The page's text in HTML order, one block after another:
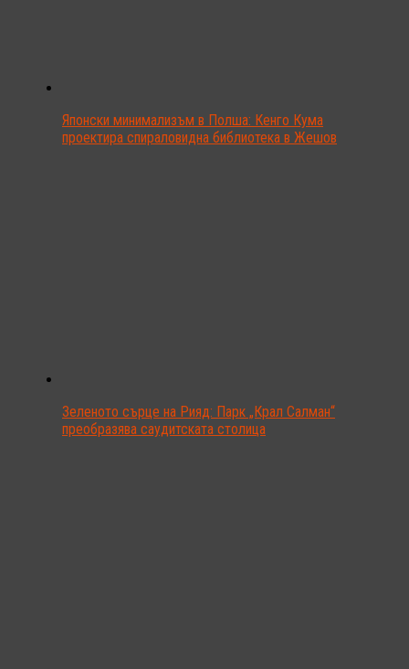
Японски минимализъм в Полша: Кенго Кума
проектира спираловидна библиотека в Жешов
Зеленото сърце на Рияд: Парк „Крал Салман“
преобразява саудитската столица